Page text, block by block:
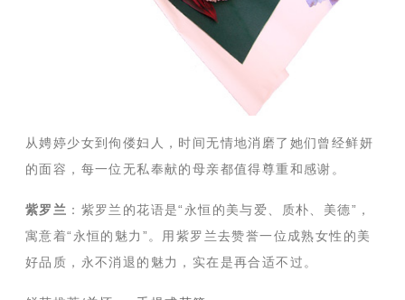
从娉婷少女到佝偻妇人，时间无情地消磨了她们曾经鲜妍
的面容，每一位无私奉献的母亲都值得尊重和感谢。
紫罗兰 ：紫罗兰的花语是“永恒的美与爱、质朴、美德”，
寓意着“永恒的魅力”。用紫罗兰去赞誉一位成熟女性的美
好品质，永不消退的魅力，实在是再合适不过。